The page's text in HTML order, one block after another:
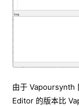
由于 Vapoursynth
Editor 的版本比